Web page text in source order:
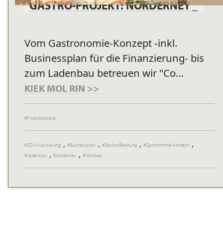
GASTRO-PROJEKT: NORDERNEY
Vom Gastronomie-Konzept -inkl.
Businessplan für die Finanzierung- bis
zum Ladenbau betreuen wir "Co…
KIEK MOL RIN >>
Projektbeispiel
3D-Visualisierung , Businessplan , Gastro-Beratung , Gastronomie-Konzept ,
Ladenbau , Norderney , Nordsee